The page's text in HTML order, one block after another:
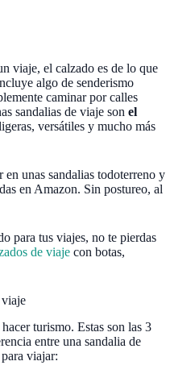
viaje, el calzado es de lo que
algo de senderismo
caminar por calles
sandalias de viaje son el
versátiles y mucho más
en unas sandalias todoterreno y
en Amazon. Sin postureo, al
para tus viajes, no te pierdas
de viaje con botas,
viaje
turismo. Estas son las 3
entre una sandalia de
viajar: